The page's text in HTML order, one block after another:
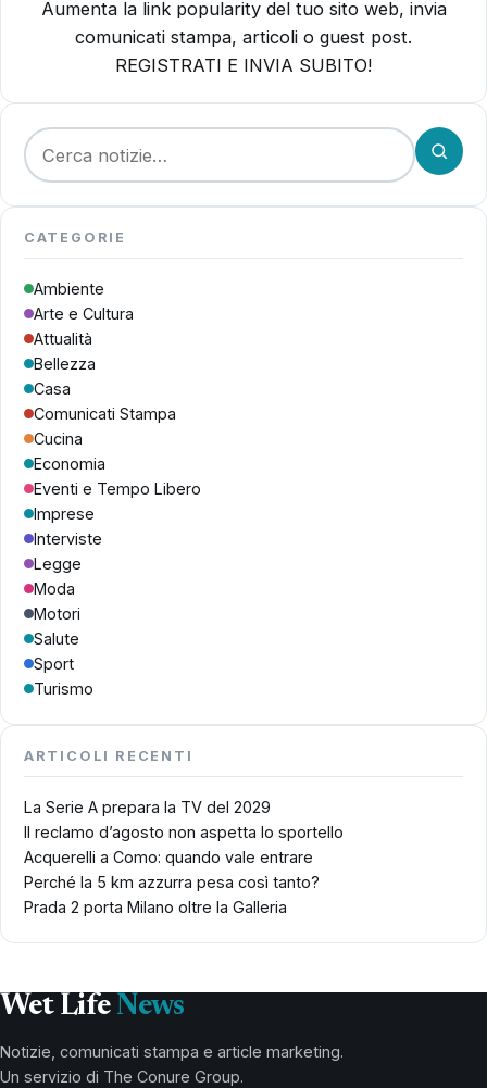
Aumenta la link popularity del tuo sito web, invia
comunicati stampa, articoli o guest post.
REGISTRATI E INVIA SUBITO!
Cerca:
CATEGORIE
Ambiente
Arte e Cultura
Attualità
Bellezza
Casa
Comunicati Stampa
Cucina
Economia
Eventi e Tempo Libero
Imprese
Interviste
Legge
Moda
Motori
Salute
Sport
Turismo
ARTICOLI RECENTI
La Serie A prepara la TV del 2029
Il reclamo d’agosto non aspetta lo sportello
Acquerelli a Como: quando vale entrare
Perché la 5 km azzurra pesa così tanto?
Prada 2 porta Milano oltre la Galleria
Wet Life News
Notizie, comunicati stampa e article marketing.
Un servizio di The Conure Group.